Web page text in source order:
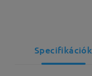
Specifikációk